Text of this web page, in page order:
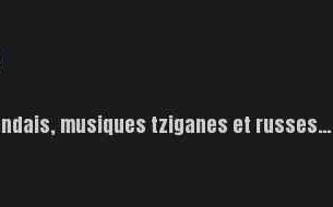
musiques tziganes et russes…